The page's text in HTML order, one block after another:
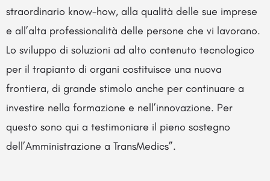
straordinario know-how, alla qualità delle sue imprese
e all’alta professionalità delle persone che vi lavorano.
Lo sviluppo di soluzioni ad alto contenuto tecnologico
per il trapianto di organi costituisce una nuova
frontiera, di grande stimolo anche per continuare a
investire nella formazione e nell’innovazione. Per
questo sono qui a testimoniare il pieno sostegno
dell’Amministrazione a TransMedics”.